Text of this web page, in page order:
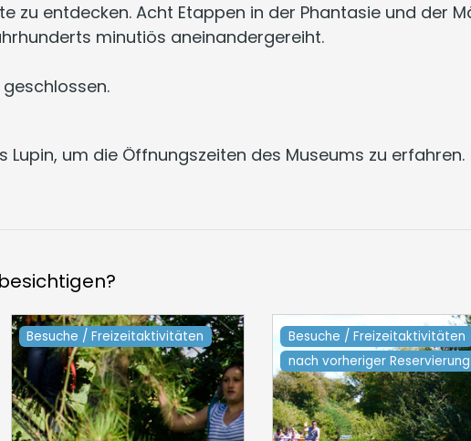
zu entdecken. Acht Etappen in der Phantasie und der
minutiös aneinandergereiht.
Lupin, um die Öffnungszeiten des Museums zu erfahren.
Besuche / Freizeitaktivitäten
Besuche / Freizeitaktivitäten
nach vorheriger Reservierung